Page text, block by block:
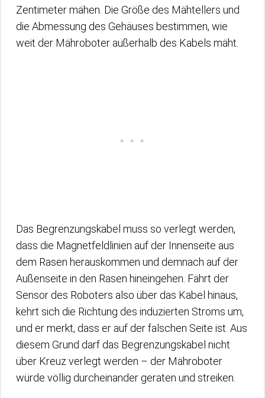
Zentimeter mähen. Die Größe des Mähtellers und
die Abmessung des Gehäuses bestimmen, wie
weit der Mähroboter außerhalb des Kabels mäht.
Das Begrenzungskabel muss so verlegt werden,
dass die Magnetfeldlinien auf der Innenseite aus
dem Rasen herauskommen und demnach auf der
Außenseite in den Rasen hineingehen. Fährt der
Sensor des Roboters also über das Kabel hinaus,
kehrt sich die Richtung des induzierten Stroms um,
und er merkt, dass er auf der falschen Seite ist. Aus
diesem Grund darf das Begrenzungskabel nicht
über Kreuz verlegt werden – der Mähroboter
würde völlig durcheinander geraten und streiken.